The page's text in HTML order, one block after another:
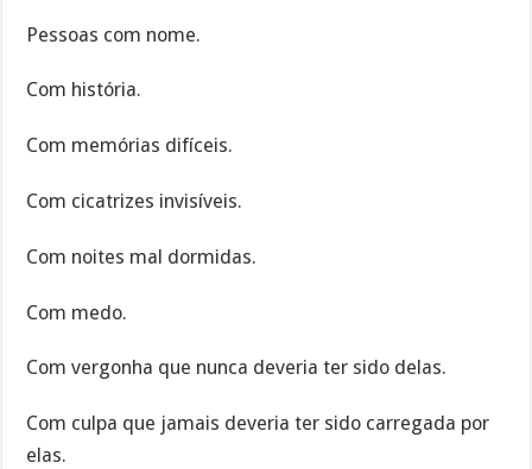
Pessoas com nome.
Com história.
Com memórias difíceis.
Com cicatrizes invisíveis.
Com noites mal dormidas.
Com medo.
Com vergonha que nunca deveria ter sido delas.
Com culpa que jamais deveria ter sido carregada por
elas.